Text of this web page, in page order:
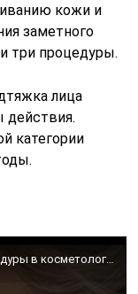
кожи и
заметного
три процедуры.
лица
действия.
категории
Самые востребованные аппаратные процедуры в косметологии 💪🏻 #косметология #лифтинг #уходзакожей